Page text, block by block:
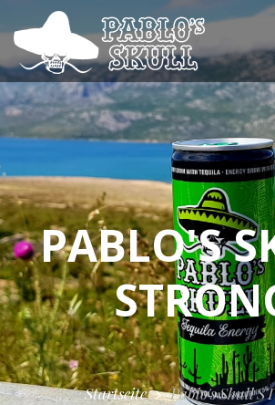
PABLO'S
Startseite Pablo's Skull